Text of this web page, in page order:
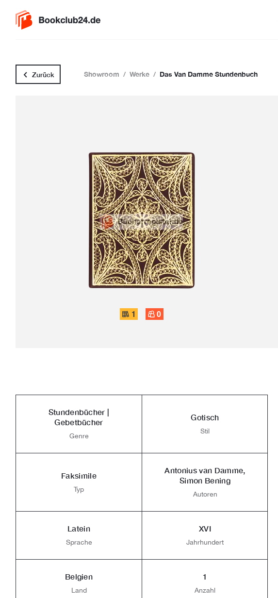
Zurück Showroom / Werke / Das Van Damme Stundenbuch
1 0
Stundenbücher |
Gebetbücher
Genre
Gotisch
Stil
Faksimile
Typ
Antonius van Damme,
Simon Bening
Autoren
Latein
Sprache
XVI
Jahrhundert
Belgien
Land
1
Anzahl